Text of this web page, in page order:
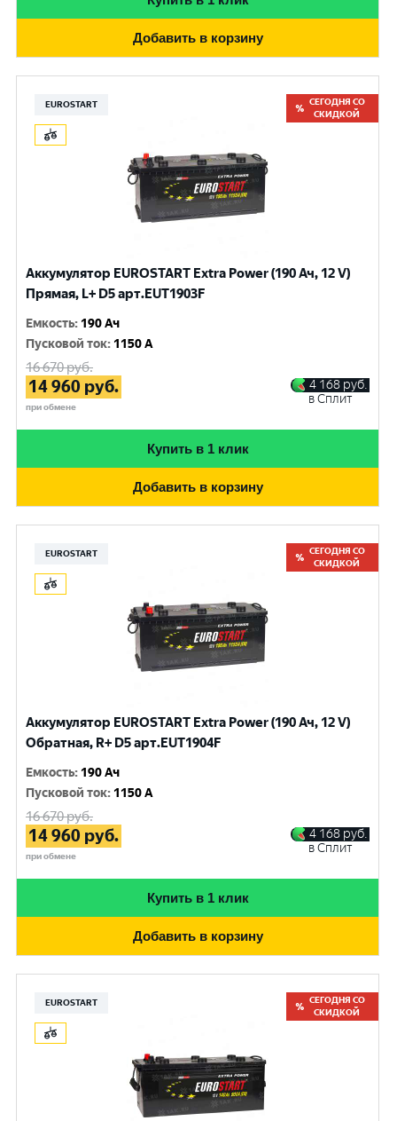
Добавить в корзину
EUROSTART
СЕГОДНЯ СО
СКИДКОЙ
Аккумулятор EUROSTART Extra Power (190 Ач, 12 V)
Прямая, L+ D5 арт.EUT1903F
Емкость: 190 Ач
Пусковой ток: 1150 A
16 670руб.
14 960 руб.
при обмене
4 168 руб.
в Сплит
Купить в 1 клик
Добавить в корзину
EUROSTART
СЕГОДНЯ СО
СКИДКОЙ
Аккумулятор EUROSTART Extra Power (190 Ач, 12 V)
Обратная, R+ D5 арт.EUT1904F
Емкость: 190 Ач
Пусковой ток: 1150 A
16 670руб.
14 960 руб.
при обмене
4 168 руб.
в Сплит
Купить в 1 клик
Добавить в корзину
EUROSTART
СЕГОДНЯ СО
СКИДКОЙ